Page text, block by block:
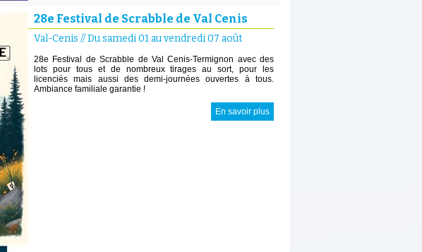
28e Festival de Scrabble de Val Cenis
Val-Cenis //Du samedi 01 au vendredi 07 août
28e Festival de Scrabble de Val Cenis-Termignon avec des
lots pour tous et de nombreux tirages au sort, pour les
licenciés mais aussi des demi-journées ouvertes à tous.
Ambiance familiale garantie !
En savoir plus